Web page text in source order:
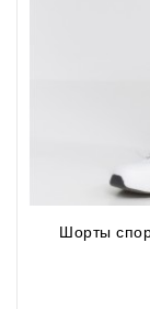
Шорты